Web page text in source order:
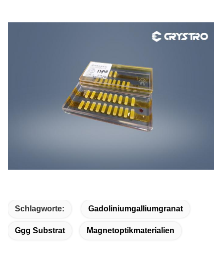
Schlagworte: Gadoliniumgalliumgranat
Ggg Substrat Magnetoptikmaterialien